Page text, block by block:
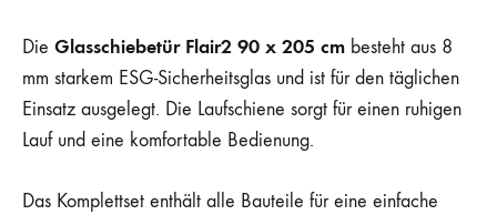
Die Glasschiebetür Flair2 90 x 205 cm besteht aus 8
mm starkem ESG-Sicherheitsglas und ist für den täglichen
Einsatz ausgelegt. Die Laufschiene sorgt für einen ruhigen
Lauf und eine komfortable Bedienung.
Das Komplettset enthält alle Bauteile für eine einfache